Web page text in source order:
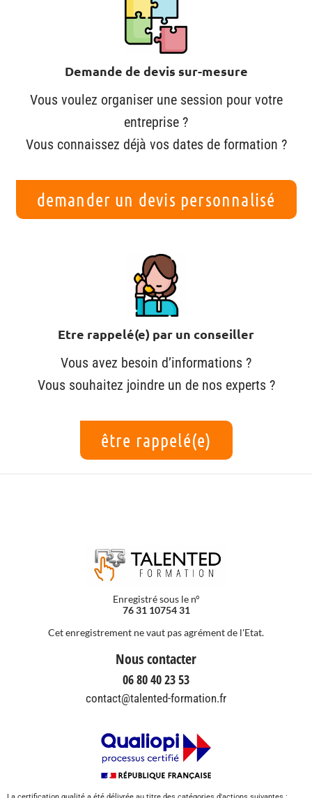
Demande de devis sur-mesure
Vous voulez organiser une session pour votre
entreprise ?
Vous connaissez déjà vos dates de formation ?
demander un devis personnalisé
Etre rappelé(e) par un conseiller
Vous avez besoin d’informations ?
Vous souhaitez joindre un de nos experts ?
être rappelé(e)
Enregistré sous le n°
76 31 10754 31
Cet enregistrement ne vaut pas agrément de l'Etat.
Nous contacter
06 80 40 23 53
contact@talented-formation.fr